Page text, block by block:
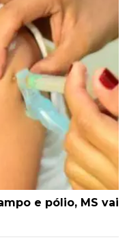
e pólio, MS vai